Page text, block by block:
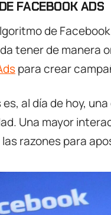
FACEBOOK ADS
de
tener de manera
para crear
al día de hoy,
Una mayor
razones para